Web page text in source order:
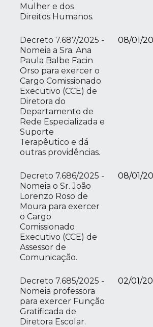
Mulher e dos
Direitos Humanos.
Decreto 7.687/2025 -
Nomeia a Sra. Ana
Paula Balbe Facin
Orso para exercer o
Cargo Comissionado
Executivo (CCE) de
Diretora do
Departamento de
Rede Especializada e
Suporte
Terapêutico e dá
outras providências.
08/01/
Decreto 7.686/2025 -
Nomeia o Sr. João
Lorenzo Roso de
Moura para exercer
o Cargo
Comissionado
Executivo (CCE) de
Assessor de
Comunicação.
08/01/
Decreto 7.685/2025 -
Nomeia professora
para exercer Função
Gratificada de
Diretora Escolar.
02/01/